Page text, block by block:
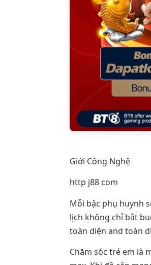
Giới Công Nghệ
http j88 com
Mỗi bậc phụ huynh
lịch không chỉ bắt
toàn diện and toàn
Chăm sóc trẻ em là